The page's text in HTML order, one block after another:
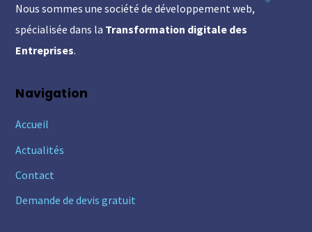
Top
Nous sommes une société de développement web,
spécialisée dans la Transformation digitale des
Entreprises.
Navigation
Accueil
Actualités
Contact
Demande de devis gratuit